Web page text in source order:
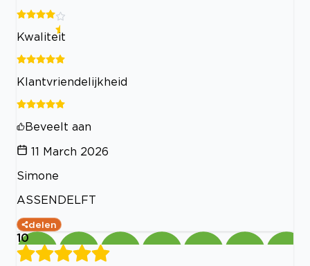
Kwaliteit
Klantvriendelijkheid
Beveelt aan
11 March 2026
Simone
ASSENDELFT
delen
10